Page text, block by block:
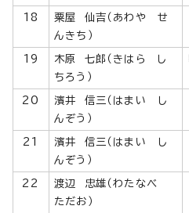
18
粟屋 仙吉（あわや せ
んきち）
19
木原 七郎（きはら し
ちろう）
20
濱井 信三（はまい し
んぞう）
21
濱井 信三（はまい し
んぞう）
22
渡辺 忠雄（わたなべ
ただお）